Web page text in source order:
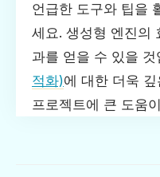
언급한 도구와 팁을
세요. 생성형 엔진의
과를 얻을 수 있을 것
적화)에 대한 더욱
프로젝트에 큰 도움